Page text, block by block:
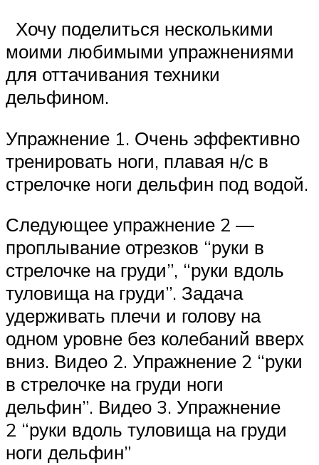
Хочу поделиться несколькими
моими любимыми упражнениями
для оттачивания техники
дельфином.
Упражнение 1. Очень эффективно
тренировать ноги, плавая н/с в
стрелочке ноги дельфин под водой.
Следующее упражнение 2 —
проплывание отрезков “руки в
стрелочке на груди”, “руки вдоль
туловища на груди”. Задача
удерживать плечи и голову на
одном уровне без колебаний вверх
вниз. Видео 2. Упражнение 2 “руки
в стрелочке на груди ноги
дельфин”. Видео 3. Упражнение
2 “руки вдоль туловища на груди
ноги дельфин”